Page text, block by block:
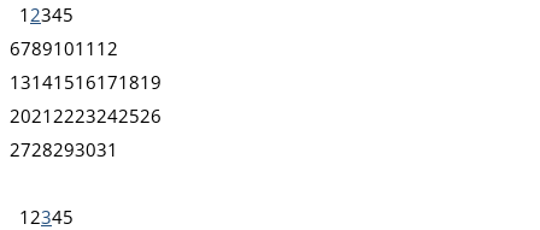
1 2345
67891011 12
13141516171819
2021 2223242526
2728293031
1 2345